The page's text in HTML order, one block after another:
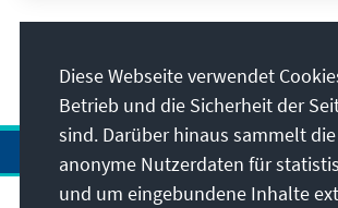
wichtiger Partner der Türkei.
Analyse.
Diese Webseite verwendet
Betrieb und die Sicherheit der
sind. Darüber hinaus sammelt
anonyme Nutzerdaten für
und um eingebundene Inhalte